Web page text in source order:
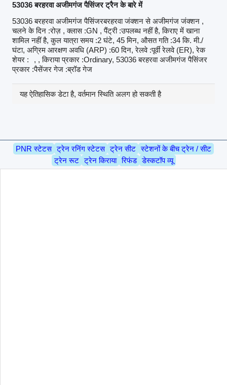
53036 बरहरवा अजीमगंज पैसिंजर ट्रैन के बारे में
53036 बरहरवा अजीमगंज पैसिंजरबरहरवा जंक्शन से अजीमगंज जंक्शन ,
चलने के दिन :रोज़ , क्लास :GN , पैंट्री :उपलब्ध नहीं है, किराए में खाना
शामिल नहीं है, कुल यात्रा समय :2 घंटे, 45 मिन, औसत गति :34 कि. मी./
घंटा, अग्रिम आरक्षण अवधि (ARP) :60 दिन, रेलवे :पूर्वी रेलवे (ER), रेक
शेयर :
, , किराया प्रकार :Ordinary, 53036 बरहरवा अजीमगंज पैसिंजर
प्रकार :पैसेंजर गेज :ब्रॉड गेज
यह ऐतिहासिक डेटा है, वर्तमान स्थिति अलग हो सकती है
PNR स्टेटस ट्रेन रनिंग स्टेटस ट्रेन सीट स्टेशनों के बीच ट्रेन / सीट
ट्रेन रूट ट्रेन किराया रिफंड डेस्कटॉप व्यू